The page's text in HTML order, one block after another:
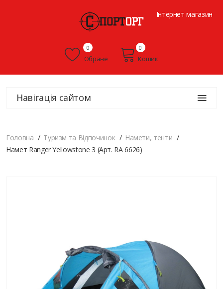
Інтернет магазин
Обране
0
Кошик
0
Навігація сайтом
Головна Туризм та Відпочинок
Намети, тенти
Намет Ranger Yellowstone 3 (Арт. RA 6626)